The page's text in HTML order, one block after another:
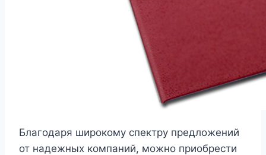
Благодаря широкому спектру предложений
от надежных компаний, можно приобрести